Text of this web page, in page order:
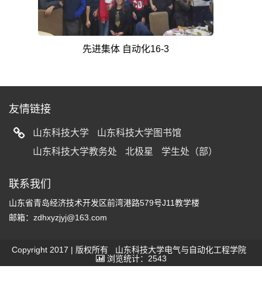
先进集体 自动化16-3
友情链接
山东科技大学
山东科技大学图书馆
山东科技大学教务处
北极星 学生处（部）
联系我们
山东省青岛经济技术开发区前湾港路579号J11教学楼
邮箱：zdhxyzjyj@163.com
Copyright 2017 | 版权所有 山东科技大学电气与自动化工程学院
浏览统计：2543